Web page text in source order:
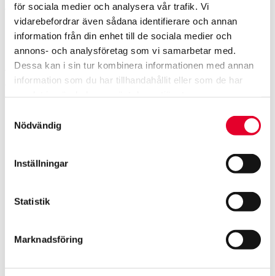
för sociala medier och analysera vår trafik. Vi
vidarebefordrar även sådana identifierare och annan
information från din enhet till de sociala medier och
annons- och analysföretag som vi samarbetar med.
Dessa kan i sin tur kombinera informationen med annan
information som du har tillhandahållit eller som de har
Nödvändig
Inställningar
Statistik
Marknadsföring
Werksta är Nordens ledande skadeverkstadskedja med
omsatte cirka 3.5 miljarder kronor år 2024. Werksta vill